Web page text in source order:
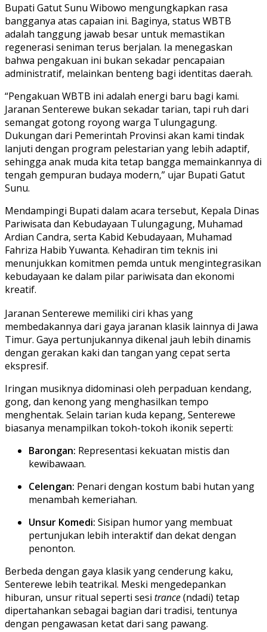
Bupati Gatut Sunu Wibowo mengungkapkan rasa
bangganya atas capaian ini. Baginya, status WBTB
adalah tanggung jawab besar untuk memastikan
regenerasi seniman terus berjalan. Ia menegaskan
bahwa pengakuan ini bukan sekadar pencapaian
administratif, melainkan benteng bagi identitas daerah.
“Pengakuan WBTB ini adalah energi baru bagi kami.
Jaranan Senterewe bukan sekadar tarian, tapi ruh dari
semangat gotong royong warga Tulungagung.
Dukungan dari Pemerintah Provinsi akan kami tindak
lanjuti dengan program pelestarian yang lebih adaptif,
sehingga anak muda kita tetap bangga memainkannya di
tengah gempuran budaya modern,” ujar Bupati Gatut
Sunu.
Mendampingi Bupati dalam acara tersebut, Kepala Dinas
Pariwisata dan Kebudayaan Tulungagung, Muhamad
Ardian Candra, serta Kabid Kebudayaan, Muhamad
Fahriza Habib Yuwanta. Kehadiran tim teknis ini
menunjukkan komitmen pemda untuk mengintegrasikan
kebudayaan ke dalam pilar pariwisata dan ekonomi
kreatif.
Jaranan Senterewe memiliki ciri khas yang
membedakannya dari gaya jaranan klasik lainnya di Jawa
Timur. Gaya pertunjukannya dikenal jauh lebih dinamis
dengan gerakan kaki dan tangan yang cepat serta
ekspresif.
Iringan musiknya didominasi oleh perpaduan kendang,
gong, dan kenong yang menghasilkan tempo
menghentak. Selain tarian kuda kepang, Senterewe
biasanya menampilkan tokoh-tokoh ikonik seperti:
Barongan: Representasi kekuatan mistis dan
kewibawaan.
Celengan: Penari dengan kostum babi hutan yang
menambah kemeriahan.
Unsur Komedi: Sisipan humor yang membuat
pertunjukan lebih interaktif dan dekat dengan
penonton.
Berbeda dengan gaya klasik yang cenderung kaku,
Senterewe lebih teatrikal. Meski mengedepankan
hiburan, unsur ritual seperti sesi trance(ndadi) tetap
dipertahankan sebagai bagian dari tradisi, tentunya
dengan pengawasan ketat dari sang pawang.